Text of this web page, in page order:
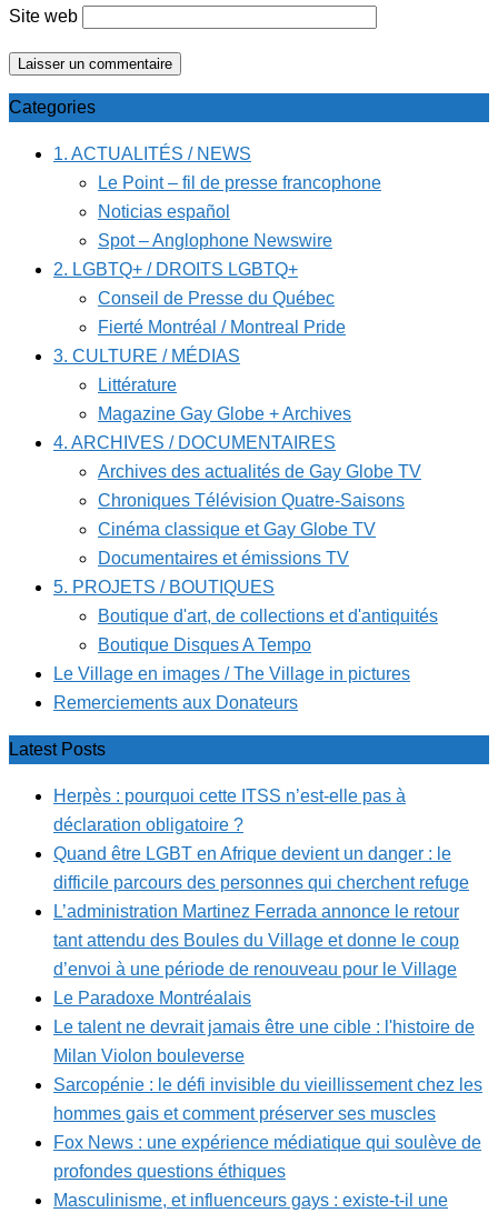
Site web
Categories
1. ACTUALITÉS / NEWS
Le Point – fil de presse francophone
Noticias español
Spot – Anglophone Newswire
2. LGBTQ+ / DROITS LGBTQ+
Conseil de Presse du Québec
Fierté Montréal / Montreal Pride
3. CULTURE / MÉDIAS
Littérature
Magazine Gay Globe + Archives
4. ARCHIVES / DOCUMENTAIRES
Archives des actualités de Gay Globe TV
Chroniques Télévision Quatre-Saisons
Cinéma classique et Gay Globe TV
Documentaires et émissions TV
5. PROJETS / BOUTIQUES
Boutique d'art, de collections et d'antiquités
Boutique Disques A Tempo
Le Village en images / The Village in pictures
Remerciements aux Donateurs
Latest Posts
Herpès : pourquoi cette ITSS n’est-elle pas à
déclaration obligatoire ?
Quand être LGBT en Afrique devient un danger : le
difficile parcours des personnes qui cherchent refuge
L’administration Martinez Ferrada annonce le retour
tant attendu des Boules du Village et donne le coup
d’envoi à une période de renouveau pour le Village
Le Paradoxe Montréalais
Le talent ne devrait jamais être une cible : l'histoire de
Milan Violon bouleverse
Sarcopénie : le défi invisible du vieillissement chez les
hommes gais et comment préserver ses muscles
Fox News : une expérience médiatique qui soulève de
profondes questions éthiques
Masculinisme, et influenceurs gays : existe-t-il une